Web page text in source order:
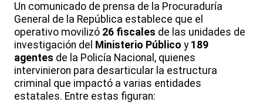
Un comunicado de prensa de la Procuraduría
General de la República establece que el
operativo movilizó 26 fiscales de las unidades de
investigación del Ministerio Público y 189
agentes de la Policía Nacional, quienes
intervinieron para desarticular la estructura
criminal que impactó a varias entidades
estatales. Entre estas figuran: